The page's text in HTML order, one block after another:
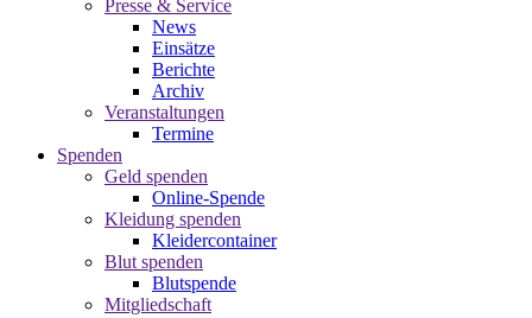
Presse & Service
News
Einsätze
Berichte
Archiv
Veranstaltungen
Termine
Spenden
Geld spenden
Online-Spende
Kleidung spenden
Kleidercontainer
Blut spenden
Blutspende
Mitgliedschaft